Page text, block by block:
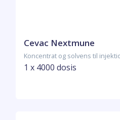
Cevac Nextmune
Koncentrat og solvens til
1 x 4000 dosis